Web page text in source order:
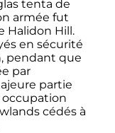
tenta de
armée fut
Halidon Hill.
en sécurité
pendant que
par
partie
occupation
cédés à